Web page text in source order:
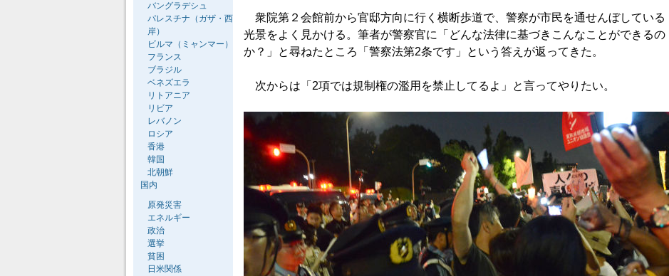
衆院第２会館前から官邸方向に行く横断歩道で、警察が市民を通せんぼしている
光景をよく見かける。筆者が警察官に「どんな法律に基づきこんなことができるの
か？」と尋ねたところ「警察法第2条です」という答えが返ってきた。
次からは「2項では規制権の濫用を禁止してるよ」と言ってやりたい。
バングラデシュ
パレスチナ（ガザ・西
岸）
ビルマ（ミャンマー）
フランス
ブラジル
ベネズエラ
リトアニア
リビア
レバノン
ロシア
香港
韓国
北朝鮮
国内
原発災害
エネルギー
政治
選挙
貧困
日米関係